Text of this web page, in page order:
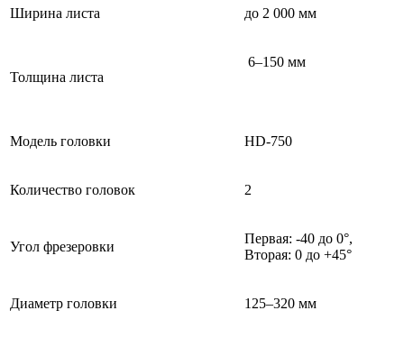
Ширина листа до 2 000 мм
Толщина листа
6–150 мм
Модель головки HD-750
Количество головок 2
Угол фрезеровки
Первая: -40 до 0°,
Вторая: 0 до +45°
Диаметр головки 125–320 мм